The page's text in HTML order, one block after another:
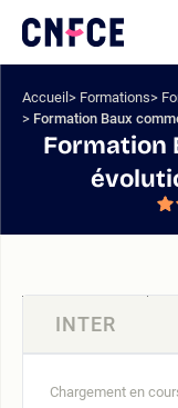
contenu
recherche
Logo
site
Accueil Formations
Formation Baux
Formation
INTER